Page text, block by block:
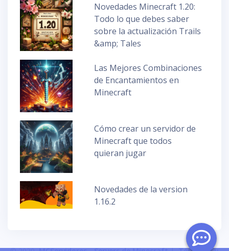
Novedades Minecraft 1.20:
Todo lo que debes saber
sobre la actualización Trails
&amp; Tales
Las Mejores Combinaciones
de Encantamientos en
Minecraft
Cómo crear un servidor de
Minecraft que todos
quieran jugar
Novedades de la version
1.16.2